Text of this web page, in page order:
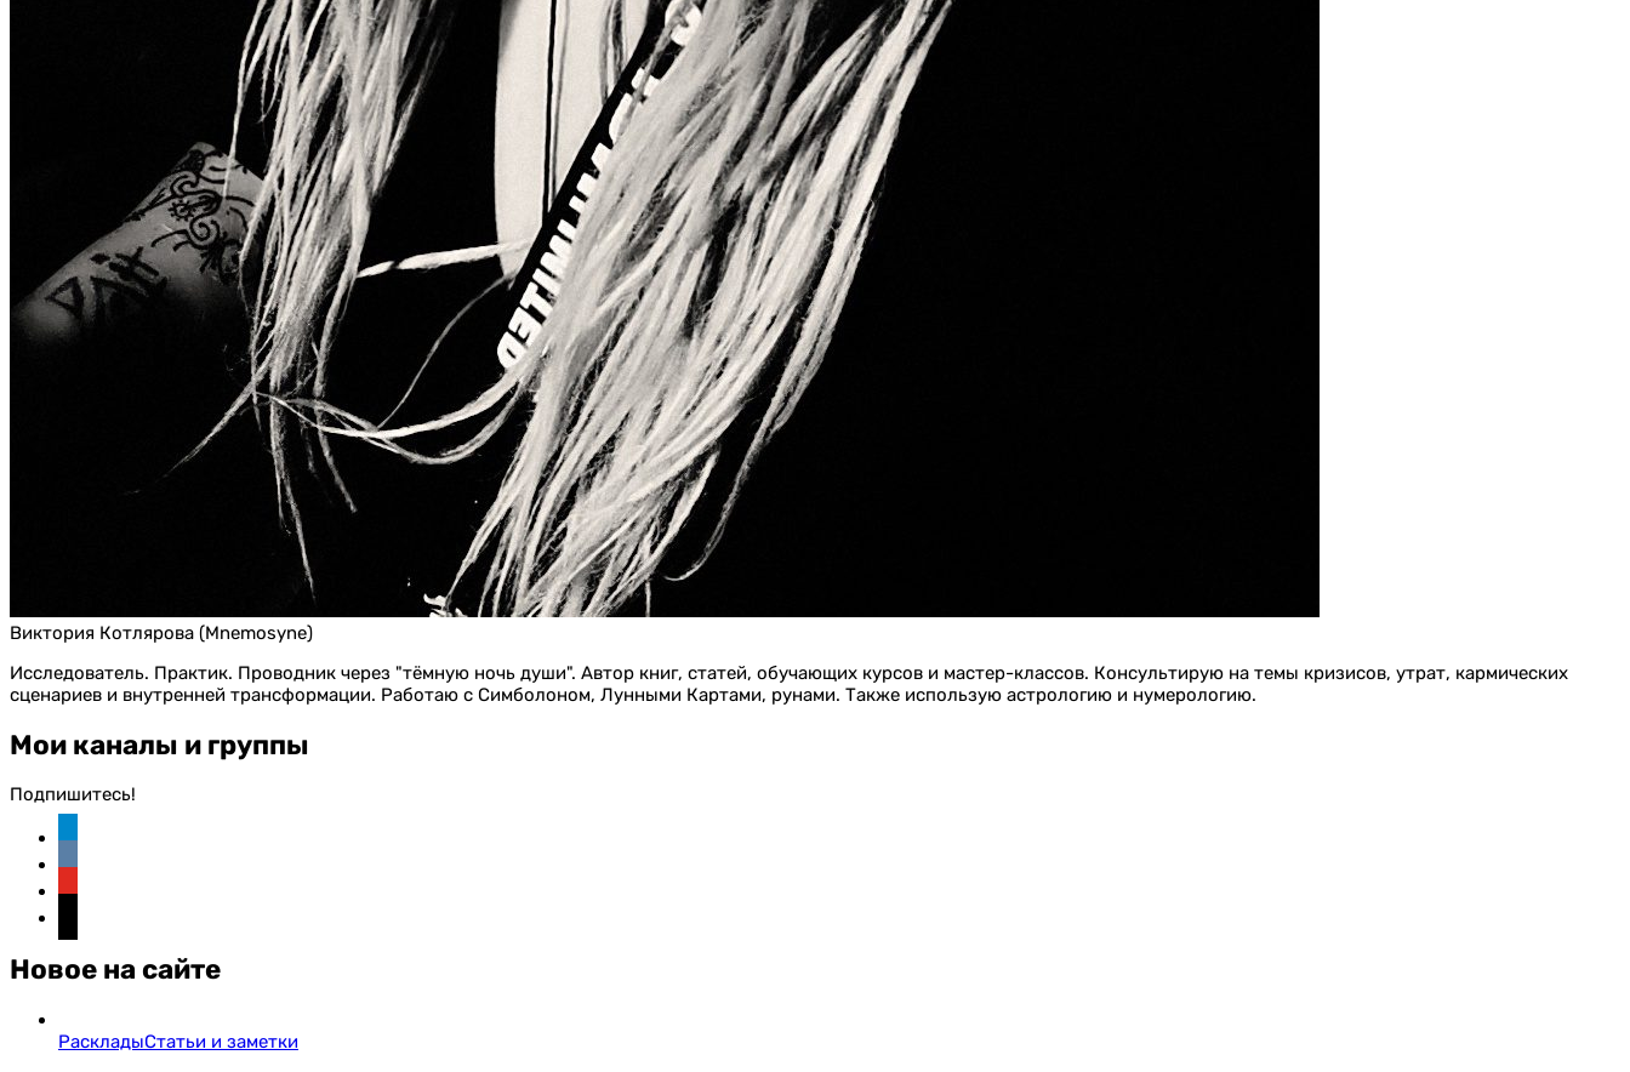
Виктория Котлярова (Mnemosyne)
Исследователь. Практик. Проводник через "тёмную ночь души". Автор книг, статей, обучающих курсов и мастер-классов. Консультирую на темы кризисов, утрат, кармических
сценариев и внутренней трансформации. Работаю с Симболоном, Лунными Картами, рунами. Также использую астрологию и нумерологию.
Мои каналы и группы
Подпишитесь!
Новое на сайте
РаскладыСтатьи и заметки